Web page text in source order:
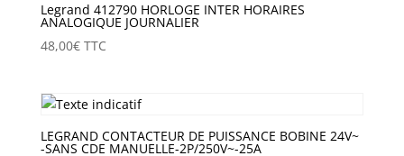
Legrand 412790 HORLOGE INTER HORAIRES
ANALOGIQUE JOURNALIER
48,00€ TTC
LEGRAND CONTACTEUR DE PUISSANCE BOBINE 24V~
-SANS CDE MANUELLE-2P/250V~-25A